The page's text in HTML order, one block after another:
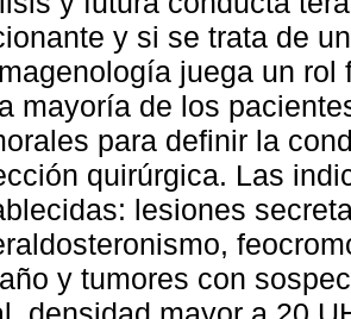
y si se trata de
juega un
mayoría de los
para definir la
quirúrgica. Las
lesiones
y tumores con